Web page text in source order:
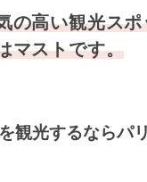
の高い観光ス
マストです。
観光するならパ